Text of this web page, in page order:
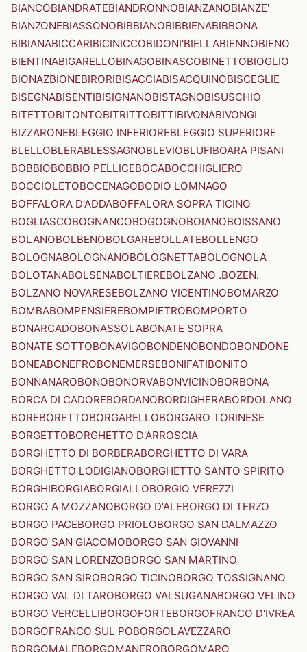
BIANCOBIANDRATEBIANDRONNOBIANZANOBIANZE'
BIANZONEBIASSONOBIBBIANOBIBBIENABIBBONA
BIBIANABICCARIBICINICCOBIDONI'BIELLABIENNOBIENO
BIENTINABIGARELLOBINAGOBINASCOBINETTOBIOGLIO
BIONAZBIONEBIRORIBISACCIABISACQUINOBISCEGLIE
BISEGNABISENTIBISIGNANOBISTAGNOBISUSCHIO
BITETTOBITONTOBITRITTOBITTIBIVONABIVONGI
BIZZARONEBLEGGIO INFERIOREBLEGGIO SUPERIORE
BLELLOBLERABLESSAGNOBLEVIOBLUFIBOARA PISANI
BOBBIOBOBBIO PELLICEBOCABOCCHIGLIERO
BOCCIOLETOBOCENAGOBODIO LOMNAGO
BOFFALORA D'ADDABOFFALORA SOPRA TICINO
BOGLIASCOBOGNANCOBOGOGNOBOIANOBOISSANO
BOLANOBOLBENOBOLGAREBOLLATEBOLLENGO
BOLOGNABOLOGNANOBOLOGNETTABOLOGNOLA
BOLOTANABOLSENABOLTIEREBOLZANO .BOZEN.
BOLZANO NOVARESEBOLZANO VICENTINOBOMARZO
BOMBABOMPENSIEREBOMPIETROBOMPORTO
BONARCADOBONASSOLABONATE SOPRA
BONATE SOTTOBONAVIGOBONDENOBONDOBONDONE
BONEABONEFROBONEMERSEBONIFATIBONITO
BONNANAROBONOBONORVABONVICINOBORBONA
BORCA DI CADOREBORDANOBORDIGHERABORDOLANO
BOREBORETTOBORGARELLOBORGARO TORINESE
BORGETTOBORGHETTO D'ARROSCIA
BORGHETTO DI BORBERABORGHETTO DI VARA
BORGHETTO LODIGIANOBORGHETTO SANTO SPIRITO
BORGHIBORGIABORGIALLOBORGIO VEREZZI
BORGO A MOZZANOBORGO D'ALEBORGO DI TERZO
BORGO PACEBORGO PRIOLOBORGO SAN DALMAZZO
BORGO SAN GIACOMOBORGO SAN GIOVANNI
BORGO SAN LORENZOBORGO SAN MARTINO
BORGO SAN SIROBORGO TICINOBORGO TOSSIGNANO
BORGO VAL DI TAROBORGO VALSUGANABORGO VELINO
BORGO VERCELLIBORGOFORTEBORGOFRANCO D'IVREA
BORGOFRANCO SUL POBORGOLAVEZZARO
BORGOMALEBORGOMANEROBORGOMARO